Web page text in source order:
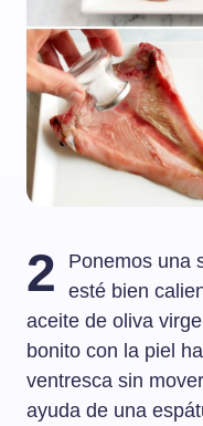
2
Ponemos una
esté bien
aceite de oliva
bonito con la piel
ventresca sin
ayuda de una